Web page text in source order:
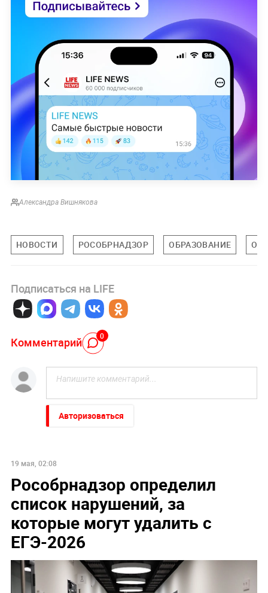
Александра Вишнякова
НОВОСТИ РОСОБРНАДЗОР ОБРАЗОВАНИЕ
Подписаться на LIFE
Комментарий 0
Авторизоваться
19 мая, 02:08
Рособрнадзор определил
список нарушений, за
которые могут удалить с
ЕГЭ-2026​